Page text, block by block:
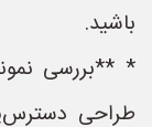
باشید.
* **بررسی
طراحی